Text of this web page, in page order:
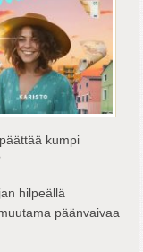
kumpi
hilpeällä
päänvaivaa